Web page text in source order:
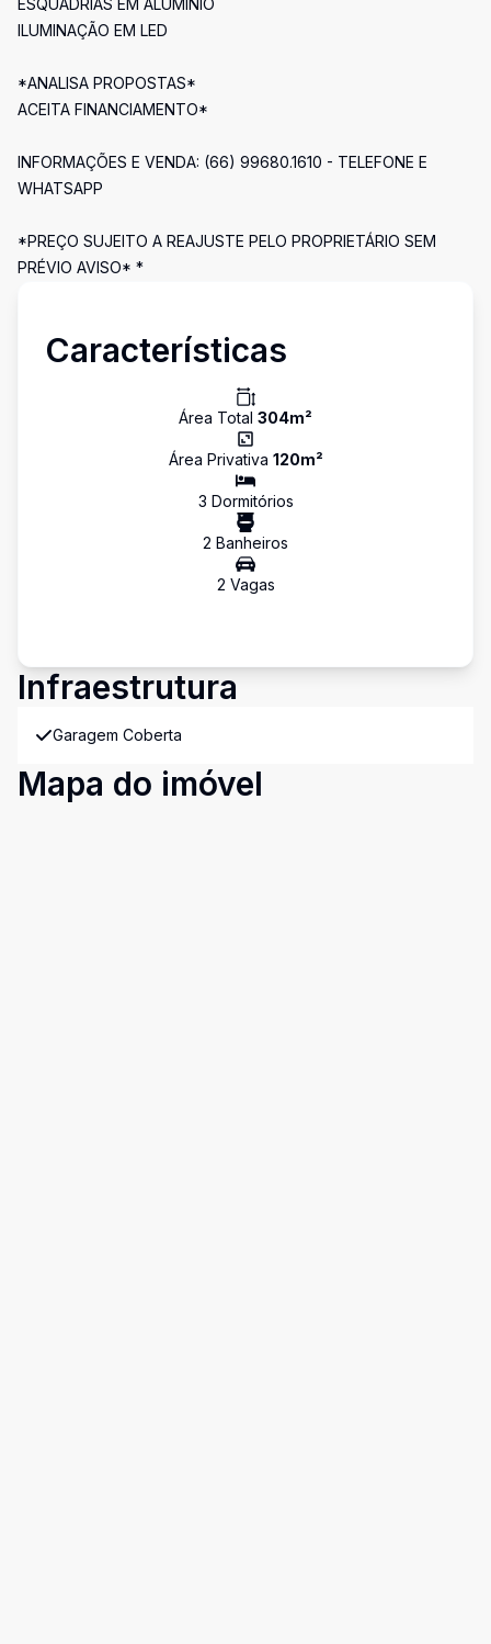
ESQUADRIAS EM ALUMÍNIO
ILUMINAÇÃO EM LED
*ANALISA PROPOSTAS*
ACEITA FINANCIAMENTO*
INFORMAÇÕES E VENDA: (66) 99680.1610 - TELEFONE E
WHATSAPP
*PREÇO SUJEITO A REAJUSTE PELO PROPRIETÁRIO SEM
PRÉVIO AVISO* *
Características
Área Total 304m²
Área Privativa 120m²
3 Dormitórios
2 Banheiros
2 Vagas
Infraestrutura
Garagem Coberta
Mapa do imóvel